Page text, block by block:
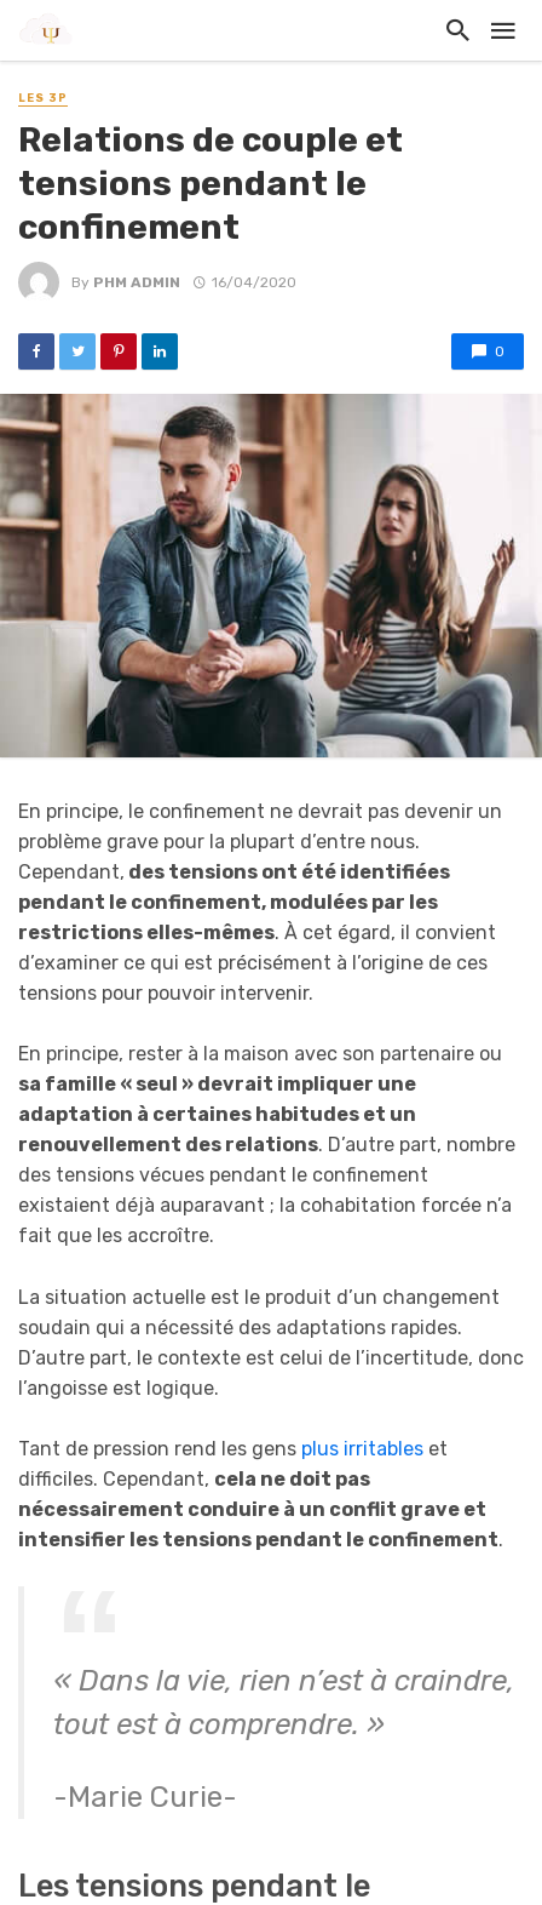
LES 3P
Relations de couple et
tensions pendant le
confinement
By PHM ADMIN 16/04/2020
0
En principe, le confinement ne devrait pas devenir un
problème grave pour la plupart d’entre nous.
Cependant, des tensions ont été identifiées
pendant le confinement, modulées par les
restrictions elles-mêmes. À cet égard, il convient
d’examiner ce qui est précisément à l’origine de ces
tensions pour pouvoir intervenir.
En principe, rester à la maison avec son partenaire ou
sa famille « seul » devrait impliquer une
adaptation à certaines habitudes et un
renouvellement des relations. D’autre part, nombre
des tensions vécues pendant le confinement
existaient déjà auparavant ; la cohabitation forcée n’a
fait que les accroître.
La situation actuelle est le produit d’un changement
soudain qui a nécessité des adaptations rapides.
D’autre part, le contexte est celui de l’incertitude, donc
l’angoisse est logique.
Tant de pression rend les gens plus irritables et
difficiles. Cependant, cela ne doit pas
nécessairement conduire à un conflit grave et
intensifier les tensions pendant le confinement.
« Dans la vie, rien n’est à craindre,
tout est à comprendre. »
-Marie Curie-
Les tensions pendant le